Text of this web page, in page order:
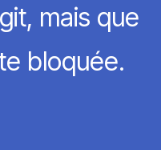
mais que
bloquée.